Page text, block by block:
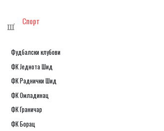
Спорт
Фудбалски клубови
ФК Једнота Шид
ФК Раднички Шид
ФК Омладинац
ФК Граничар
ФК Борац